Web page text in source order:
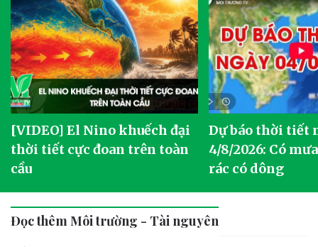
[VIDEO] El Nino khuếch đại
thời tiết cực đoan trên toàn
cầu
Dự báo thời tiết
4/8/2026: Có
rác có dông
Đọc thêm Môi trường - Tài nguyên